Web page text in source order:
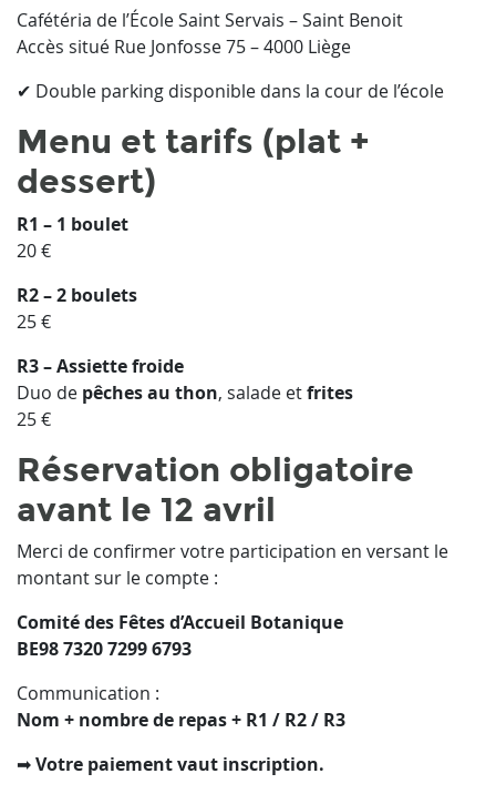
Cafétéria de l’École Saint Servais – Saint Benoit
Accès situé Rue Jonfosse 75 – 4000 Liège
✔ Double parking disponible dans la cour de l’école
Menu et tarifs (plat +
dessert)
R1 – 1 boulet
20 €
R2 – 2 boulets
25 €
R3 – Assiette froide
Duo de pêches au thon, salade etfrites
25 €
Réservation obligatoire
avant le 12 avril
Merci de confirmer votre participation en versant le
montant sur le compte :
Comité des Fêtes d’Accueil Botanique
BE98 7320 7299 6793
Communication :
Nom + nombre de repas + R1 / R2 / R3
➡Votre paiement vaut inscription.